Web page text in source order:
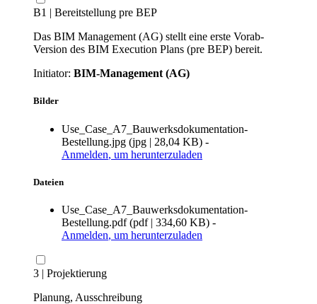
B1 | Bereitstellung pre BEP
Das BIM Management (AG) stellt eine erste Vorab-
Version des BIM Execution Plans (pre BEP) bereit.
Initiator: BIM-Management (AG)
Bilder
Use_Case_A7_Bauwerksdokumentation-
Bestellung.jpg (jpg | 28,04 KB) -
Anmelden, um herunterzuladen
Dateien
Use_Case_A7_Bauwerksdokumentation-
Bestellung.pdf (pdf| 334,60 KB) -
Anmelden, um herunterzuladen
3 | Projektierung
Planung, Ausschreibung